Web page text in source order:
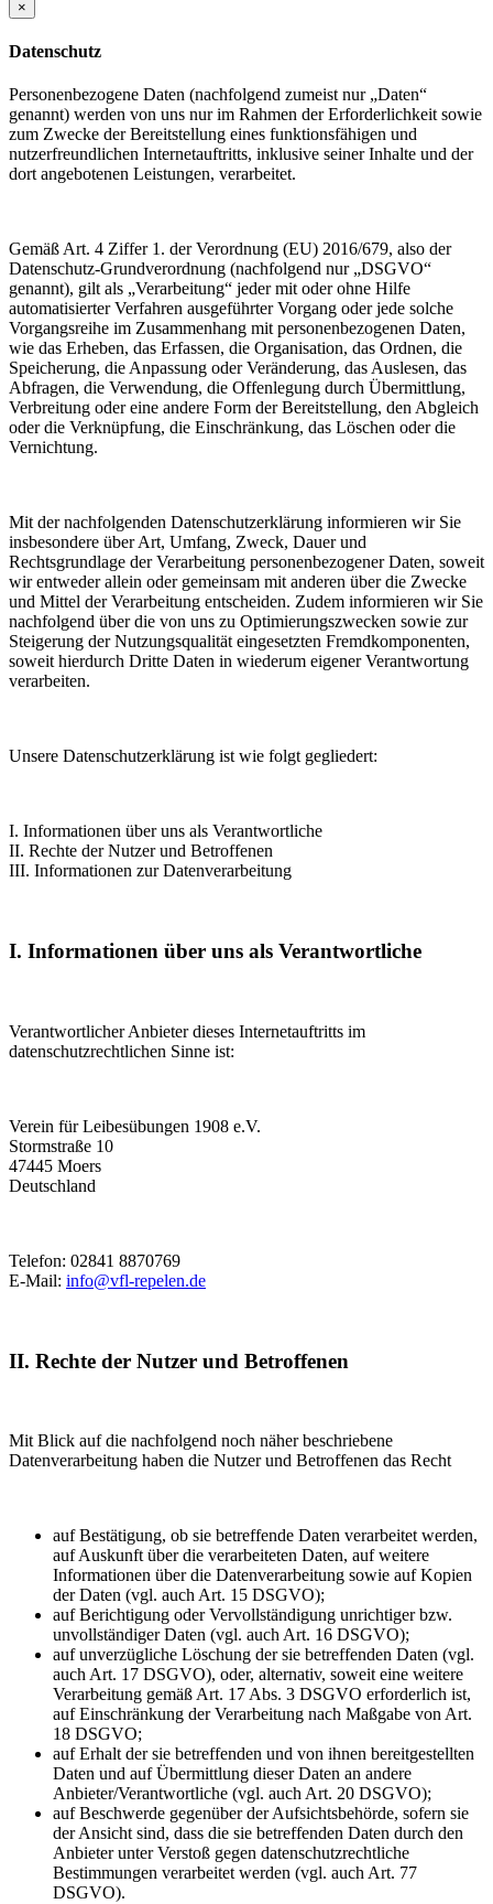
×
Datenschutz
Personenbezogene Daten (nachfolgend zumeist nur „Daten“
genannt) werden von uns nur im Rahmen der Erforderlichkeit sowie
zum Zwecke der Bereitstellung eines funktionsfähigen und
nutzerfreundlichen Internetauftritts, inklusive seiner Inhalte und der
dort angebotenen Leistungen, verarbeitet.
Gemäß Art. 4 Ziffer 1. der Verordnung (EU) 2016/679, also der
Datenschutz-Grundverordnung (nachfolgend nur „DSGVO“
genannt), gilt als „Verarbeitung“ jeder mit oder ohne Hilfe
automatisierter Verfahren ausgeführter Vorgang oder jede solche
Vorgangsreihe im Zusammenhang mit personenbezogenen Daten,
wie das Erheben, das Erfassen, die Organisation, das Ordnen, die
Speicherung, die Anpassung oder Veränderung, das Auslesen, das
Abfragen, die Verwendung, die Offenlegung durch Übermittlung,
Verbreitung oder eine andere Form der Bereitstellung, den Abgleich
oder die Verknüpfung, die Einschränkung, das Löschen oder die
Vernichtung.
Mit der nachfolgenden Datenschutzerklärung informieren wir Sie
insbesondere über Art, Umfang, Zweck, Dauer und
Rechtsgrundlage der Verarbeitung personenbezogener Daten, soweit
wir entweder allein oder gemeinsam mit anderen über die Zwecke
und Mittel der Verarbeitung entscheiden. Zudem informieren wir Sie
nachfolgend über die von uns zu Optimierungszwecken sowie zur
Steigerung der Nutzungsqualität eingesetzten Fremdkomponenten,
soweit hierdurch Dritte Daten in wiederum eigener Verantwortung
verarbeiten.
Unsere Datenschutzerklärung ist wie folgt gegliedert:
I. Informationen über uns als Verantwortliche
II. Rechte der Nutzer und Betroffenen
III. Informationen zur Datenverarbeitung
I. Informationen über uns als Verantwortliche
Verantwortlicher Anbieter dieses Internetauftritts im
datenschutzrechtlichen Sinne ist:
Verein für Leibesübungen 1908 e.V.
Stormstraße 10
47445 Moers
Deutschland
Telefon: 02841 8870769
E-Mail: info@vfl-repelen.de
II. Rechte der Nutzer und Betroffenen
Mit Blick auf die nachfolgend noch näher beschriebene
Datenverarbeitung haben die Nutzer und Betroffenen das Recht
auf Bestätigung, ob sie betreffende Daten verarbeitet werden,
auf Auskunft über die verarbeiteten Daten, auf weitere
Informationen über die Datenverarbeitung sowie auf Kopien
der Daten (vgl. auch Art. 15 DSGVO);
auf Berichtigung oder Vervollständigung unrichtiger bzw.
unvollständiger Daten (vgl. auch Art. 16 DSGVO);
auf unverzügliche Löschung der sie betreffenden Daten (vgl.
auch Art. 17 DSGVO), oder, alternativ, soweit eine weitere
Verarbeitung gemäß Art. 17 Abs. 3 DSGVO erforderlich ist,
auf Einschränkung der Verarbeitung nach Maßgabe von Art.
18 DSGVO;
auf Erhalt der sie betreffenden und von ihnen bereitgestellten
Daten und auf Übermittlung dieser Daten an andere
Anbieter/Verantwortliche (vgl. auch Art. 20 DSGVO);
auf Beschwerde gegenüber der Aufsichtsbehörde, sofern sie
der Ansicht sind, dass die sie betreffenden Daten durch den
Anbieter unter Verstoß gegen datenschutzrechtliche
Bestimmungen verarbeitet werden (vgl. auch Art. 77
DSGVO).